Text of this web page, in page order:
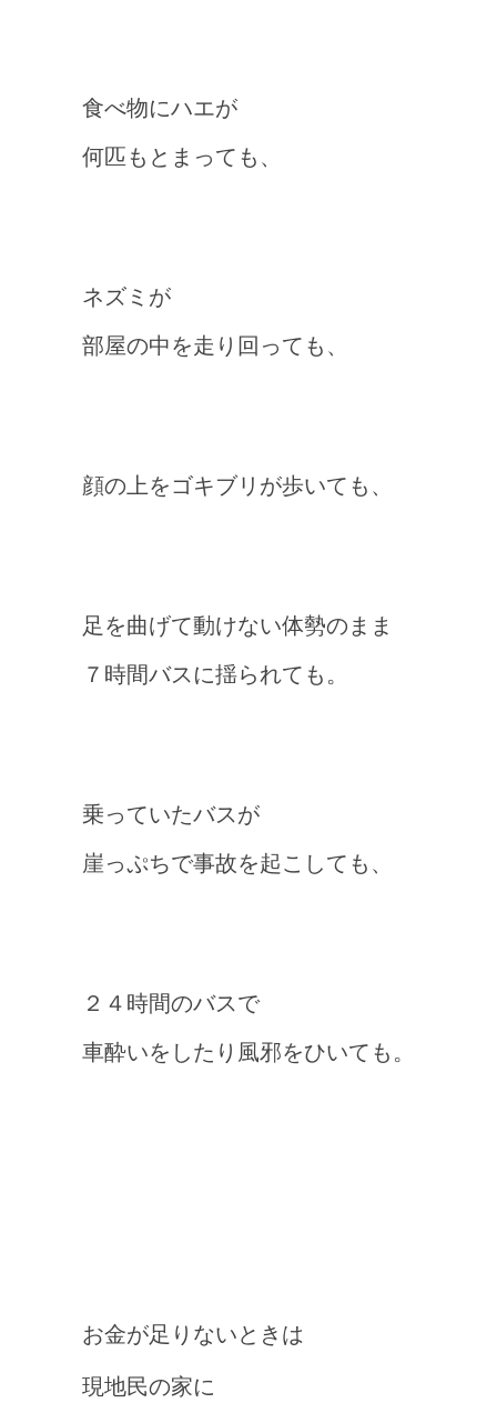
食べ物にハエが
何匹もとまっても、
ネズミが
部屋の中を走り回っても、
顔の上をゴキブリが歩いても、
足を曲げて動けない体勢のまま
７時間バスに揺られても。
乗っていたバスが
崖っぷちで事故を起こしても、
２４時間のバスで
車酔いをしたり風邪をひいても。
お金が足りないときは
現地民の家に